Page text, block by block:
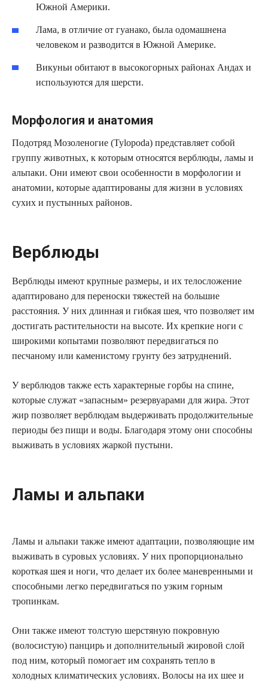
Южной Америки.
Лама, в отличие от гуанако, была одомашнена
человеком и разводится в Южной Америке.
Викуньи обитают в высокогорных районах Андах и
используются для шерсти.
Морфология и анатомия
Подотряд Мозоленогие (Tylopoda) представляет собой
группу животных, к которым относятся верблюды, ламы и
альпаки. Они имеют свои особенности в морфологии и
анатомии, которые адаптированы для жизни в условиях
сухих и пустынных районов.
Верблюды
Верблюды имеют крупные размеры, и их телосложение
адаптировано для переноски тяжестей на большие
расстояния. У них длинная и гибкая шея, что позволяет им
достигать растительности на высоте. Их крепкие ноги с
широкими копытами позволяют передвигаться по
песчаному или каменистому грунту без затруднений.
У верблюдов также есть характерные горбы на спине,
которые служат «запасным» резервуарами для жира. Этот
жир позволяет верблюдам выдерживать продолжительные
периоды без пищи и воды. Благодаря этому они способны
выживать в условиях жаркой пустыни.
Ламы и альпаки
Ламы и альпаки также имеют адаптации, позволяющие им
выживать в суровых условиях. У них пропорционально
короткая шея и ноги, что делает их более маневренными и
способными легко передвигаться по узким горным
тропинкам.
Они также имеют толстую шерстяную покровную
(волосистую) панцирь и дополнительный жировой слой
под ним, который помогает им сохранять тепло в
холодных климатических условиях. Волосы на их шее и